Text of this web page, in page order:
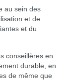
au sein des
et de
et du
conseillères en
durable, en
de même que